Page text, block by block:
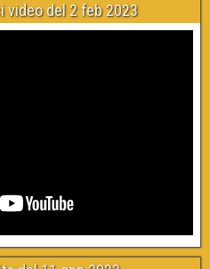
video del 2 feb 2023